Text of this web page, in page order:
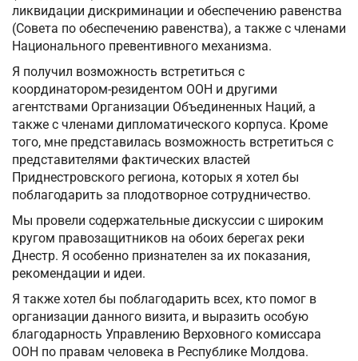
ликвидации дискриминации и обеспечению равенства
(Совета по обеспечению равенства), а также с членами
Национального превентивного механизма.
Я получил возможность встретиться с
координатором-резидентом ООН и другими
агентствами Организации Объединенных Наций, а
также с членами дипломатического корпуса. Кроме
того, мне представилась возможность встретиться с
представителями фактических властей
Приднестровского региона, которых я хотел бы
поблагодарить за плодотворное сотрудничество.
Мы провели содержательные дискуссии с широким
кругом правозащитников на обоих берегах реки
Днестр. Я особенно признателен за их показания,
рекомендации и идеи.
Я также хотел бы поблагодарить всех, кто помог в
организации данного визита, и выразить особую
благодарность Управлению Верховного комиссара
ООН по правам человека в Республике Молдова.